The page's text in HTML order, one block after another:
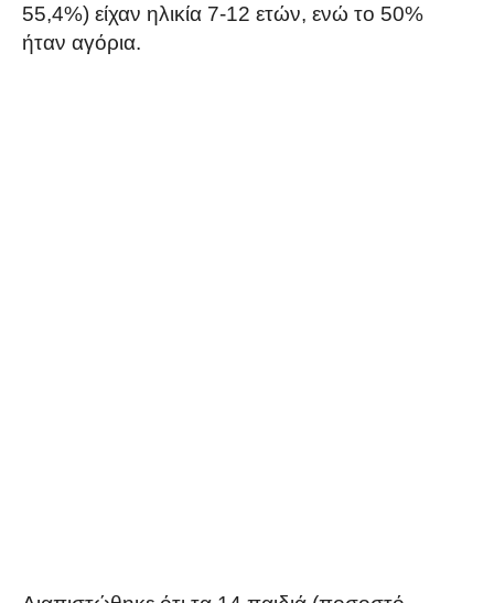
55,4%) είχαν ηλικία 7-12 ετών, ενώ το 50%
ήταν αγόρια.